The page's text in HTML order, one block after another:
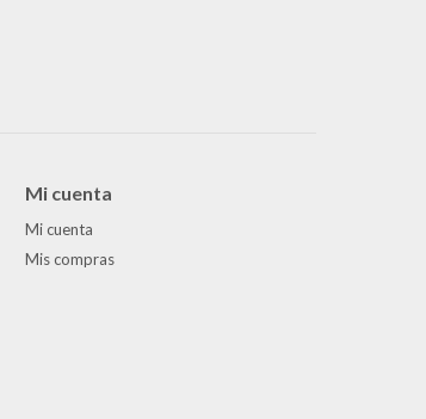
Mi cuenta
Mi cuenta
Mis compras